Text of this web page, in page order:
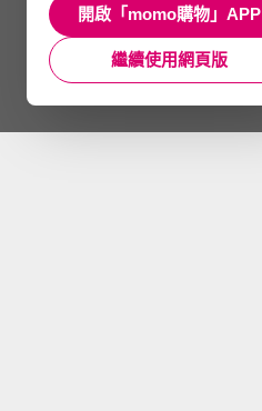
開啟「momo購物」APP
繼續使用網頁版